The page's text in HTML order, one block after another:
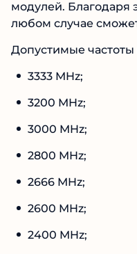
модулей. Благодаря
любом случае
Допустимые
3333 MHz;
3200 MHz;
3000 MHz;
2800 MHz;
2666 MHz;
2600 MHz;
2400 MHz;